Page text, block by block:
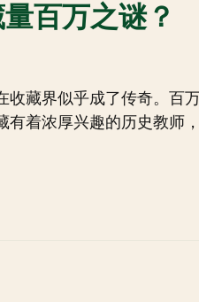
百万之谜？
藏界似乎成了传奇。百
着浓厚兴趣的历史教师